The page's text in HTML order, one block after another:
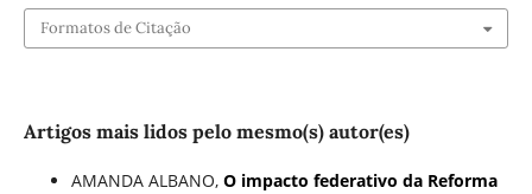
Formatos de Citação
Artigos mais lidos pelo mesmo(s) autor(es)
AMANDA ALBANO, O impacto federativo da Reforma